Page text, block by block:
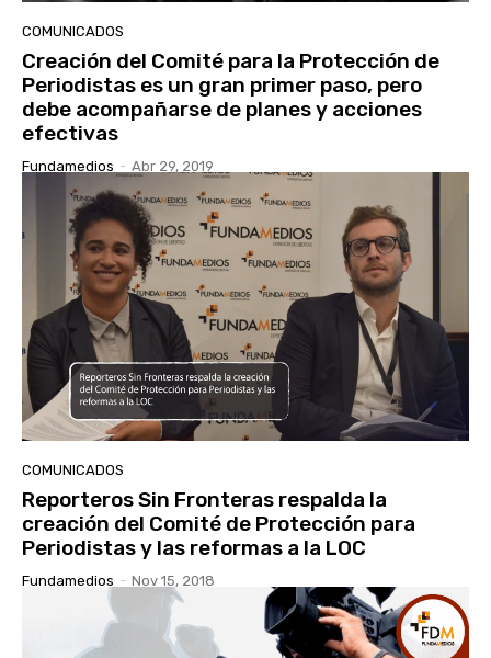
COMUNICADOS
Creación del Comité para la Protección de
Periodistas es un gran primer paso, pero
debe acompañarse de planes y acciones
efectivas
Fundamedios - Abr 29, 2019
COMUNICADOS
Reporteros Sin Fronteras respalda la
creación del Comité de Protección para
Periodistas y las reformas a la LOC
Fundamedios - Nov 15, 2018